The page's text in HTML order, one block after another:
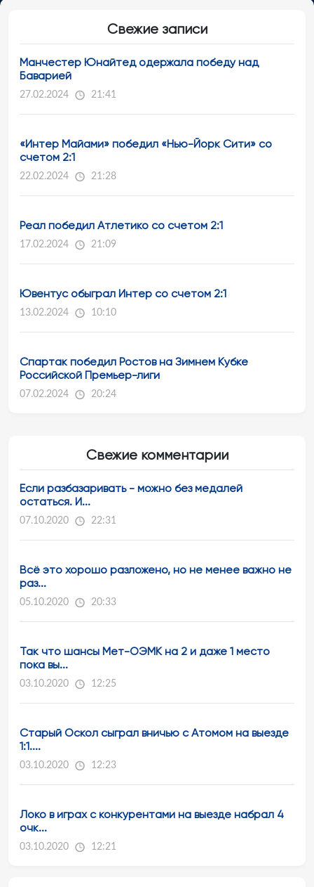
Свежие записи
Манчестер Юнайтед одержала победу над
Баварией
27.02.2024 21:41
«Интер Майами» победил «Нью-Йорк Сити» со
счетом 2:1
22.02.2024 21:28
Реал победил Атлетико со счетом 2:1
17.02.2024 21:09
Ювентус обыграл Интер со счетом 2:1
13.02.2024 10:10
Спартак победил Ростов на Зимнем Кубке
Российской Премьер-лиги
07.02.2024 20:24
Свежие комментарии
Если разбазаривать - можно без медалей
остаться. И...
07.10.2020 22:31
Всё это хорошо разложено, но не менее важно не
раз...
05.10.2020 20:33
Так что шансы Мет-ОЭМК на 2 и даже 1 место
пока вы...
03.10.2020 12:25
Старый Оскол сыграл вничью с Атомом на выезде
1:1....
03.10.2020 12:23
Локо в играх с конкурентами на выезде набрал 4
очк...
03.10.2020 12:21